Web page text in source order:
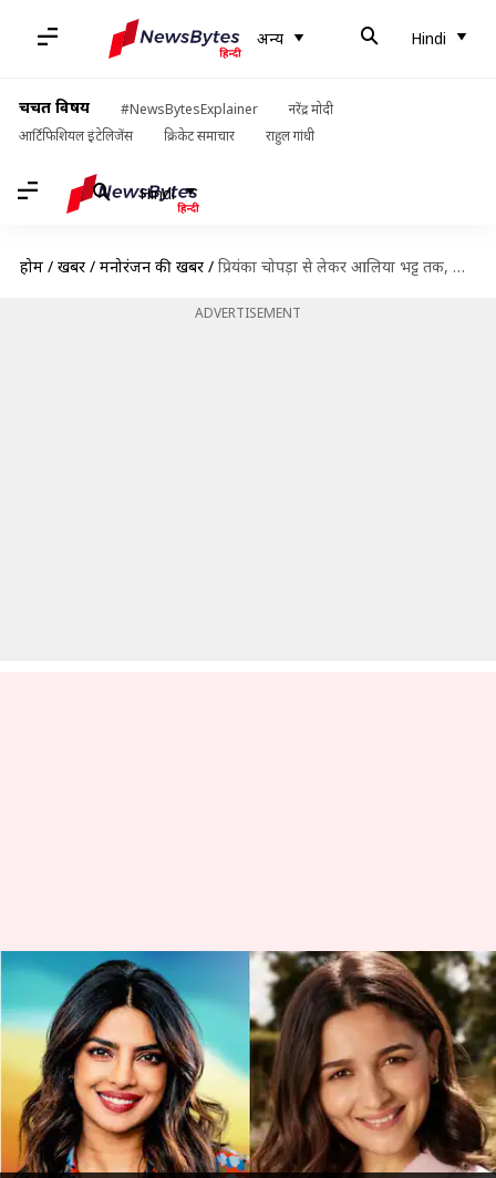
अन्य Hindi
चर्चित विषय #NewsBytesExplainer
नरेंद्र मोदी
आर्टिफिशियल इंटेलिजेंस
क्रिकेट समाचार राहुल गांधी
Hindi
होम / खबरें / मनोरंजन की खबरें / प्रियंका चोपड़ा से लेकर आलिया भट्ट तक, हॉलीवुड फिल्मों में खलनायिकी दिखा चुके ये सितारे
ADVERTISEMENT
प्रियंका चोपड़ा से लेकर आलिया भट्ट
तक, हॉलीवुड फिल्मों में खलनायिकी
दिखा चुके ये सितारे
लेखन पलक Feb 23, 2024 11:36 am
क्या है खबर?